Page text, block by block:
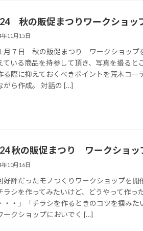
秋の販促まつりワークショッ
年11月15日
月７日 秋の販促まつり ワークショップ
ている商品を持参して頂き、写真を撮ると
る際に抑えておくべきポイントを荒木コー
がら作成。 対話の […]
秋の販促まつり ワークショッ
年10月16日
好評だったモノつくりワークショップを開
ラシを作ってみたいけど、どうやって作っ
・・」「チラシを作るときのコツを掴みた
ークショップにおいでく […]